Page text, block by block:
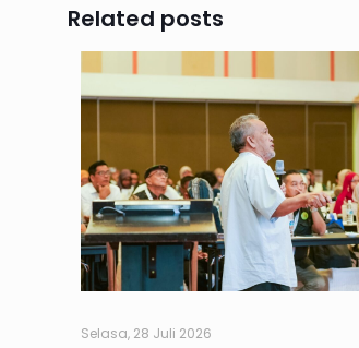
Related posts
Selasa, 28 Juli 2026